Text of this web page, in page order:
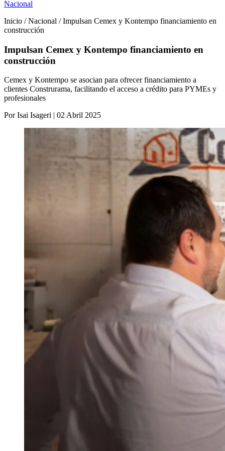
Nacional
Inicio / Nacional / Impulsan Cemex y Kontempo financiamiento en
construcción
Impulsan Cemex y Kontempo financiamiento en
construcción
Cemex y Kontempo se asocian para ofrecer financiamiento a
clientes Construrama, facilitando el acceso a crédito para PYMEs y
profesionales
Por Isai Isageri | 02 Abril 2025